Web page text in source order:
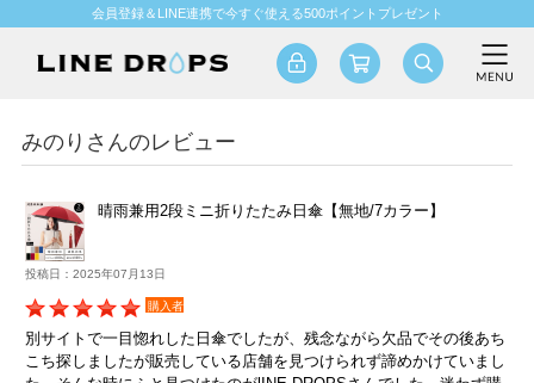
会員登録＆LINE連携で今すぐ使える500ポイントプレゼント
みのりさんのレビュー
晴雨兼用2段ミニ折りたたみ日傘【無地/7カラー】
投稿日：2025年07月13日
購入者
別サイトで一目惚れした日傘でしたが、残念ながら欠品でその後あち
こち探しましたが販売している店舗を見つけられず諦めかけていまし